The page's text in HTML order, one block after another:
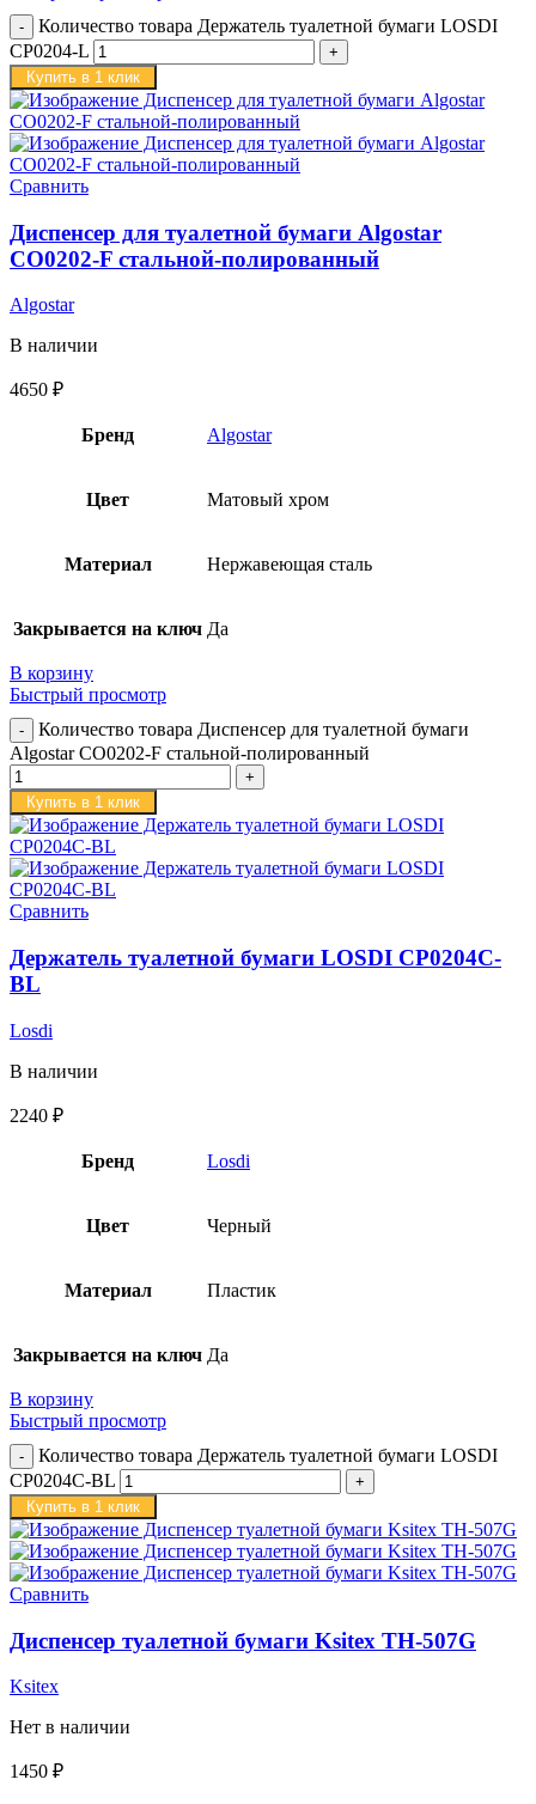
Количество товара Держатель туалетной бумаги LOSDI
CP0204-L
Купить в 1 клик
Сравнить
Диспенсер для туалетной бумаги Algostar
CO0202-F стальной-полированный
Algostar
В наличии
4650 ₽
Бренд Algostar
Цвет Матовый хром
Материал Нержавеющая сталь
Закрывается на ключ Да
В корзину
Быстрый просмотр
Количество товара Диспенсер для туалетной бумаги
Algostar CO0202-F стальной-полированный
Купить в 1 клик
Сравнить
Держатель туалетной бумаги LOSDI CP0204C-
BL
Losdi
В наличии
2240 ₽
Бренд Losdi
Цвет Черный
Материал Пластик
Закрывается на ключ Да
В корзину
Быстрый просмотр
Количество товара Держатель туалетной бумаги LOSDI
CP0204C-BL
Купить в 1 клик
Сравнить
Диспенсер туалетной бумаги Ksitex TH-507G
Ksitex
Нет в наличии
1450 ₽